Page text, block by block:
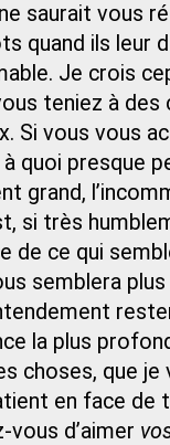
saurait vous
quand ils leur
Je crois
teniez à
Si vous vous
quoi presque
grand,
si très
de ce qui
semblera
la plus
choses, que
en face de
vous d’aimer